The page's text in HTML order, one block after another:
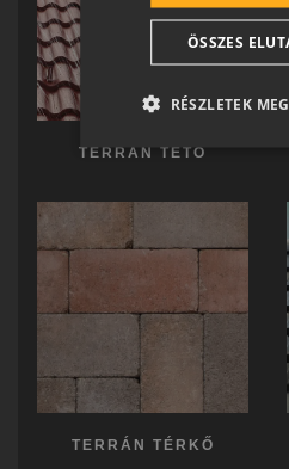
TERRÁN TETŐ
TERRÁN TÉRKŐ
ÖSSZES
RÉSZLETEK